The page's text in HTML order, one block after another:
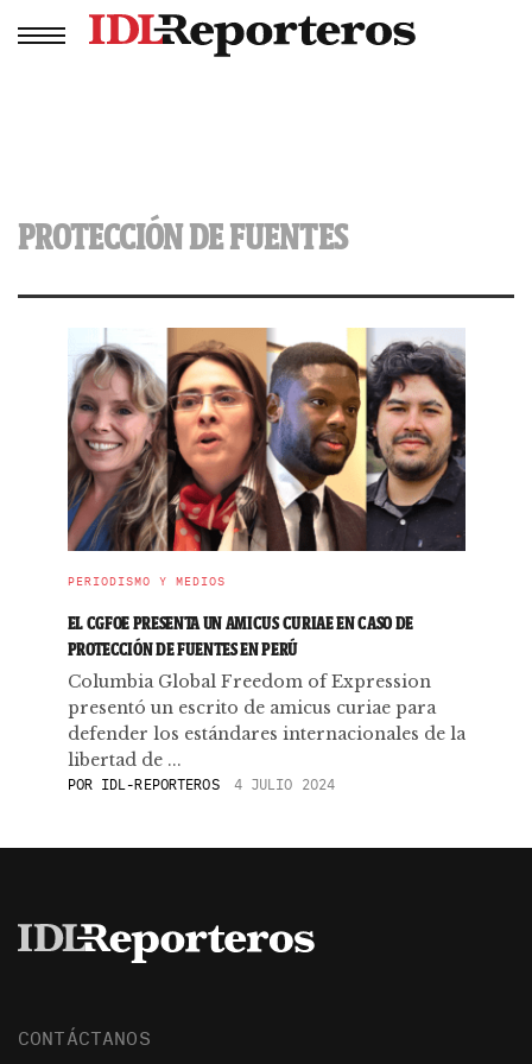
PROTECCIÓN DE FUENTES
PERIODISMO Y MEDIOS
EL CGFOE PRESENTA UN AMICUS CURIAE EN CASO DE
PROTECCIÓN DE FUENTES EN PERÚ
Columbia Global Freedom of Expression
presentó un escrito de amicus curiae para
defender los estándares internacionales de la
libertad de ...
POR IDL-REPORTEROS 4 JULIO 2024
CONTÁCTANOS